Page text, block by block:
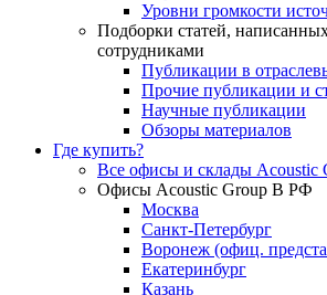
Уровни громкости
Подборки статей,
сотрудниками
Публикации в
Прочие публикации и
Научные публикации
Обзоры материалов
Где купить?
Все офисы и склады Acoustic
Офисы Acoustic Group В РФ
Москва
Санкт-Петербург
Воронеж (офиц.
Екатеринбург
Казань